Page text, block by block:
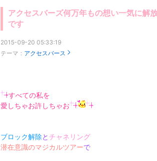
アクセスバーズ何万年もの想い一気に解
です
2015-09-20 05:33:19
テーマ： アクセスバース
すべての私を
愛しちゃお許しちゃお
ブロック解除と チャネリング
潜在意識のマジカルツアーで